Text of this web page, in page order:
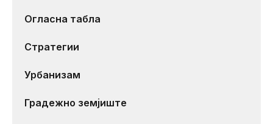
Огласна табла
Стратегии
Урбанизам
Градежно земјиште